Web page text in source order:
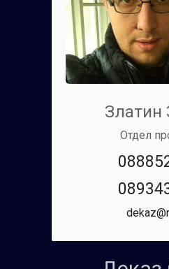
Златин
Отдел